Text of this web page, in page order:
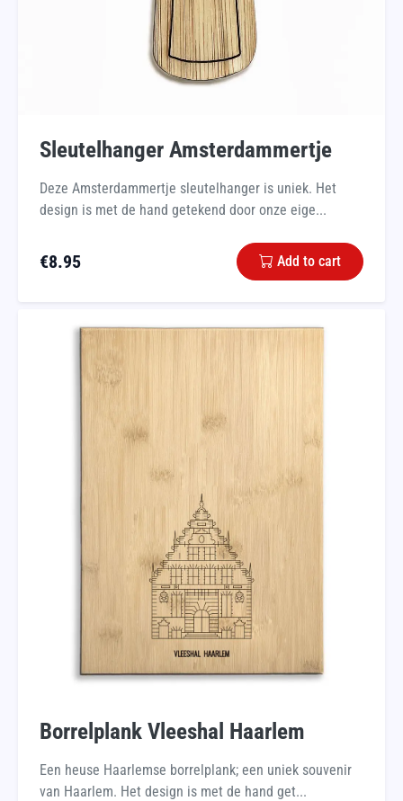
Sleutelhanger Amsterdammertje
Deze Amsterdammertje sleutelhanger is uniek. Het
design is met de hand getekend door onze eige...
€8.95 Add to cart
Borrelplank Vleeshal Haarlem
Een heuse Haarlemse borrelplank; een uniek souvenir
van Haarlem. Het design is met de hand get...